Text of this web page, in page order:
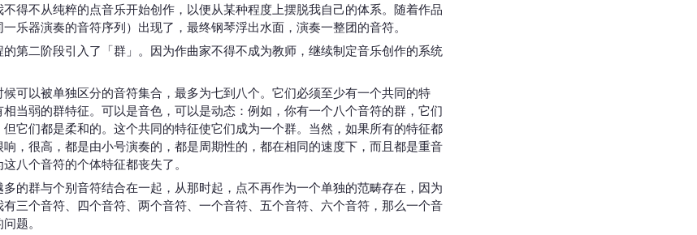
得不从纯粹的点音乐开始创作，以便从某种程度上摆脱我自己的体系。随着作品
乐器演奏的音符序列）出现了，最终钢琴浮出水面，演奏一整团的音符。
第二阶段引入了「群」。因为作曲家不得不成为教师，继续制定音乐创作的系统
可以被单独区分的音符集合，最多为七到八个。它们必须至少有一个共同的特
当弱的群特征。可以是音色，可以是动态：例如，你有一个八个音符的群，它们
它们都是柔和的。这个共同的特征使它们成为一个群。当然，如果所有的特征都
，很高，都是由小号演奏的，都是周期性的，都在相同的速度下，而且都是重音
八个音符的个体特征都丧失了。
的群与个别音符结合在一起，从那时起，点不再作为一个单独的范畴存在，因为
三个音符、四个音符、两个音符、一个音符、五个音符、六个音符，那么一个音
题。